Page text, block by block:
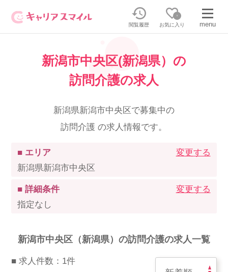
閲覧履歴
0
お気に入り menu
無料相談・お問い合わせはこちら
無料転職相談・お問い合わせの内容を
正社員／パートで働く
派遣で働く
介護の資格取得について
その他のお問い合わせ
派遣求人を探す
介護のリスキリング
スマイルカのsmileコラム
新潟市中央区(新潟県）の
訪問介護の求人
新潟県新潟市中央区で募集中の
訪問介護 の求人情報です。
■ エリア
新潟県新潟市中央区
変更する
■ 詳細条件
指定なし
変更する
新潟市中央区（新潟県）の訪問介護の求人一覧
■ 求人件数：1件